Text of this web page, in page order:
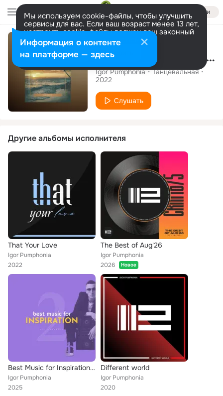
Войти
Мы используем cookie-файлы, чтобы улучшить
сервисы для вас. Если ваш возраст менее 13 лет,
настроить cookie-файлы должен ваш законный
представитель. Больше информации
Разрешить все Настроить
Сингл
Sunrise (Dub Version)
Igor Pumphonia
Танцевальная
2022
Слушать
Другие альбомы исполнителя
That Your Love
Igor Pumphonia
2022
The Best of Aug'26
Igor Pumphonia
2026
Новое
Best Music for Inspiration vol.2
Igor Pumphonia
2025
Different world
Igor Pumphonia
2020
Информация о контенте
на платформе — здесь